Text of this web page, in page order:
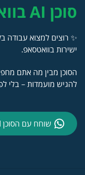
סוכן AI בוואטסאפ
✨ רוצים למצוא עבודה
ישירות בוואטסאפ.
הסוכן מבין מה אתם
להגיש מועמדות – בלי
שוחח עם הסוכן AI